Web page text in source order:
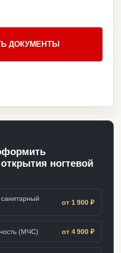
ДОКУМЕНТЫ
ногтевой
от 1 900 ₽
(МЧС) от 4 900 ₽